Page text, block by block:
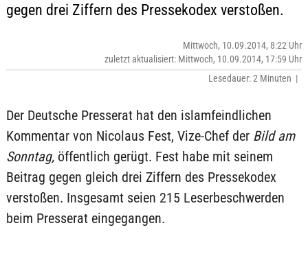
gegen drei Ziffern des Pressekodex verstoßen.
Mittwoch, 10.09.2014, 8:22 Uhr
zuletzt aktualisiert: Mittwoch, 10.09.2014, 17:59 Uhr
Lesedauer: 2 Minuten |
Der Deutsche Presserat hat den islamfeindlichen
Kommentar von Nicolaus Fest, Vize-Chef der Bild am
Sonntag,öffentlich gerügt. Fest habe mit seinem
Beitrag gegen gleich drei Ziffern des Pressekodex
verstoßen. Insgesamt seien 215 Leserbeschwerden
beim Presserat eingegangen.